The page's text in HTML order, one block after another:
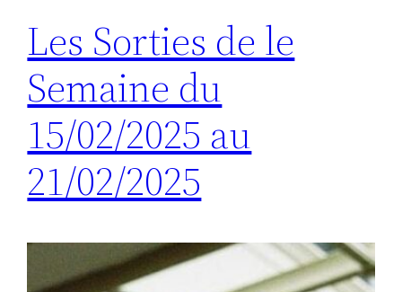
Les Sorties de le
Semaine du
15/02/2025 au
21/02/2025